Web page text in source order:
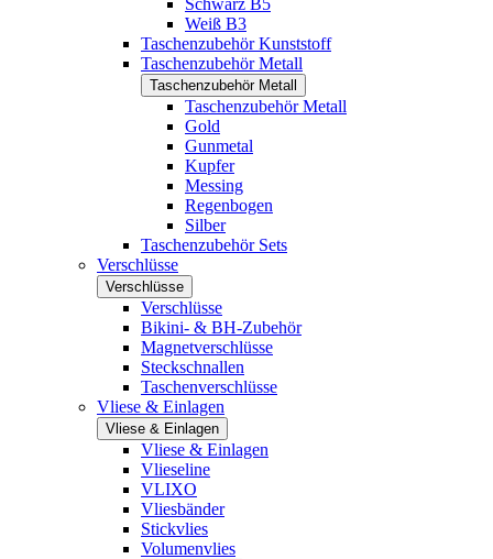
Schwarz B5
Weiß B3
Taschenzubehör Kunststoff
Taschenzubehör Metall
Taschenzubehör Metall
Taschenzubehör Metall
Gold
Gunmetal
Kupfer
Messing
Regenbogen
Silber
Taschenzubehör Sets
Verschlüsse
Verschlüsse
Verschlüsse
Bikini- & BH-Zubehör
Magnetverschlüsse
Steckschnallen
Taschenverschlüsse
Vliese & Einlagen
Vliese & Einlagen
Vliese & Einlagen
Vlieseline
VLIXO
Vliesbänder
Stickvlies
Volumenvlies